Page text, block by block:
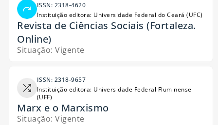
ISSN: 2318-4620
Instituição editora: Universidade Federal do Ceará (UFC)
Revista de Ciências Sociais (Fortaleza.
Online)
Situação: Vigente
ISSN: 2318-9657
Instituição editora: Universidade Federal Fluminense
(UFF)
Marx e o Marxismo
Situação: Vigente